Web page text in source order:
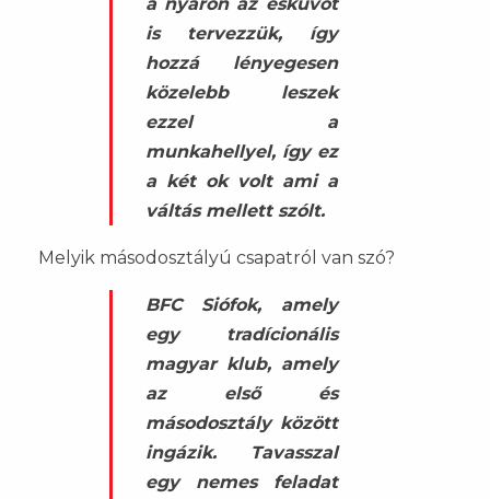
is tervezzük, így
hozzá lényegesen
közelebb leszek
ezzel a
munkahellyel, így ez
a két ok volt ami a
váltás mellett szólt.
Melyik másodosztályú csapatról van szó?
BFC Siófok, amely
egy tradícionális
magyar klub, amely
az első és
másodosztály között
ingázik. Tavasszal
egy nemes feladat